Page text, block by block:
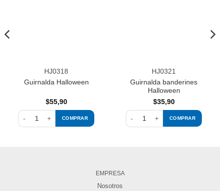
HJ0318
Guirnalda Halloween
$55,90
COMPRAR
HJ0321
Guirnalda banderines
Halloween
$35,90
COMPRAR
EMPRESA
Nosotros